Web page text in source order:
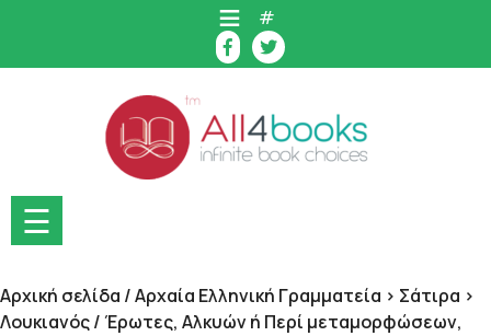
content
#
☰
Αρχική σελίδα /Αρχαία Ελληνική Γραμματεία > Σάτιρα >
Λουκιανός/ Έρωτες, Αλκυών ή Περί μεταμορφώσεων,